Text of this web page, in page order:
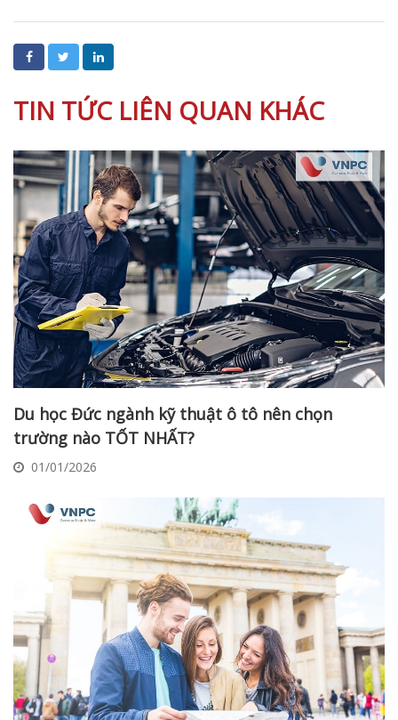
TIN TỨC LIÊN QUAN KHÁC
Du học Đức ngành kỹ thuật ô tô nên chọn
trường nào TỐT NHẤT?
01/01/2026